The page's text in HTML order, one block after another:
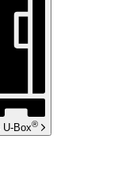
U-Box®